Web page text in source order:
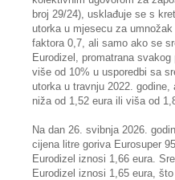
broj 29/24), usklađuje se s
utorka u mjesecu za
faktora 0,7, ali samo ako se
Eurodizel, promatrana
više od 10% u usporedbi sa
utorka u travnju 2022.
niža od 1,52 eura ili viša od
Na dan 26. svibnja 2026.
cijena litre goriva Eurosuper
Eurodizel iznosi 1,66 eura.
Eurodizel iznosi 1,65 eura,